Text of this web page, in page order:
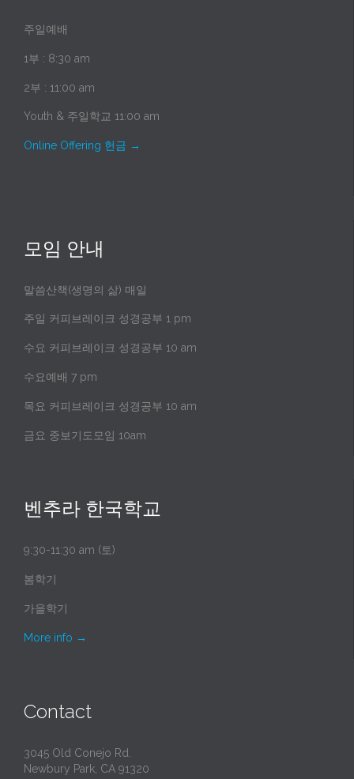
주일예배
1부 : 8:30 am
2부 : 11:00 am
Youth & 주일학교 11:00 am
Online Offering 헌금 →
모임 안내
말씀산책(생명의 삶) 매일
주일 커피브레이크 성경공부 1 pm
수요 커피브레이크 성경공부 10 am
수요예배 7 pm
목요 커피브레이크 성경공부 10 am
금요 중보기도모임 10am
벤추라 한국학교
9:30-11:30 am (토)
봄학기
가을학기
More info →
Contact
3045 Old Conejo Rd.
Newbury Park, CA 91320